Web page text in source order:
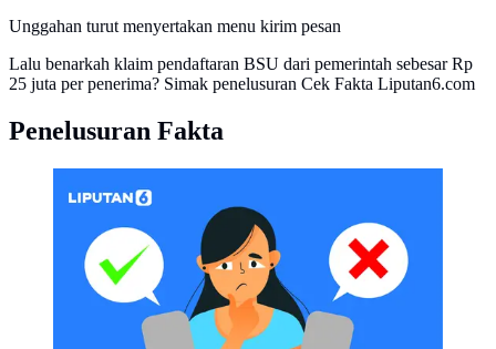
Unggahan turut menyertakan menu kirim pesan
Lalu benarkah klaim pendaftaran BSU dari pemerintah sebesar Rp
25 juta per penerima? Simak penelusuran Cek Fakta Liputan6.com
Penelusuran Fakta